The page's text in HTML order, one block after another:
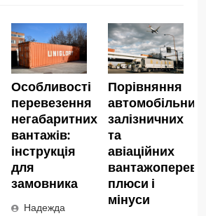
Особливості
перевезення
негабаритних
вантажів:
інструкція
для
замовника
Надежда
Порівняння
автомобільних,
залізничних
та
авіаційних
плюси і
мінуси